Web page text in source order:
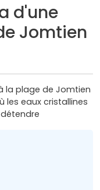
d'une
Jomtien
la plage de Jomtien
les eaux cristallines